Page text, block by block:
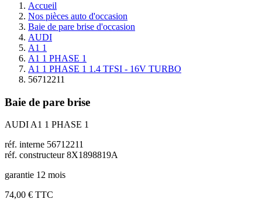
Accueil
Nos pièces auto d'occasion
Baie de pare brise d'occasion
AUDI
A1 1
A1 1 PHASE 1
A1 1 PHASE 1 1.4 TFSI - 16V TURBO
56712211
Baie de pare brise
AUDI A1 1 PHASE 1
réf. interne 56712211
réf. constructeur 8X1898819A
garantie 12 mois
74,00 € TTC